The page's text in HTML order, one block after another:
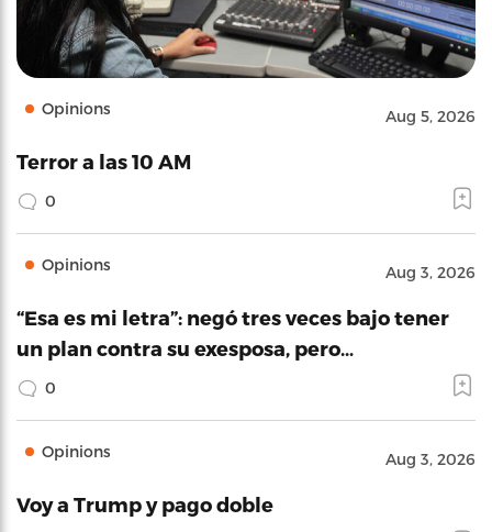
Opinions Aug 5, 2026
Terror a las 10 AM
0
Opinions Aug 3, 2026
“Esa es mi letra”: negó tres veces bajo tener
un plan contra su exesposa, pero…
0
Opinions Aug 3, 2026
Voy a Trump y pago doble